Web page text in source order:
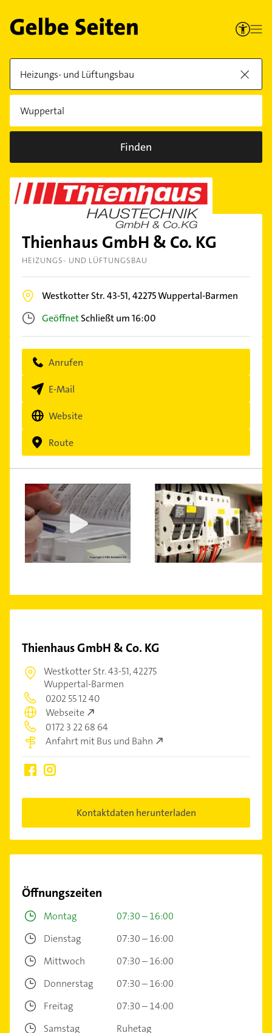
Finden
Thienhaus GmbH & Co. KG
HEIZUNGS- UND LÜFTUNGSBAU
Westkotter Str. 43-51,42275Wuppertal-Barmen
GeöffnetSchließt um 16:00
Anrufen
E-Mail
Website
Route
Thienhaus GmbH & Co. KG
Westkotter Str. 43-51,42275
Wuppertal-Barmen
0202 55 12 40
Webseite
0172 3 22 68 64
Anfahrt mit Bus und Bahn
Kontaktdaten herunterladen
Öffnungszeiten
Montag
07:30 – 16:00
Dienstag
07:30 – 16:00
Mittwoch
07:30 – 16:00
Donnerstag
07:30 – 16:00
Freitag
07:30 – 14:00
Samstag
Ruhetag